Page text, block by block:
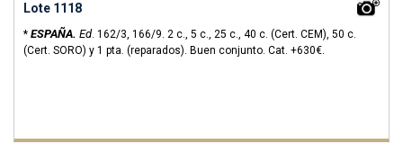
Lote 1118
* ESPAÑA. Ed. 162/3, 166/9. 2 c., 5 c., 25 c., 40 c. (Cert. CEM), 50 c.
(Cert. SORO) y 1 pta. (reparados). Buen conjunto. Cat. +630€.